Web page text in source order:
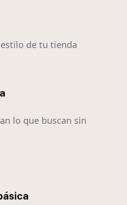
de tu tienda
lo que buscan sin